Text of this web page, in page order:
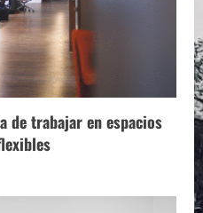
de trabajar en espacios